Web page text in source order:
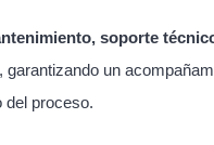
soporte
un
del proceso.